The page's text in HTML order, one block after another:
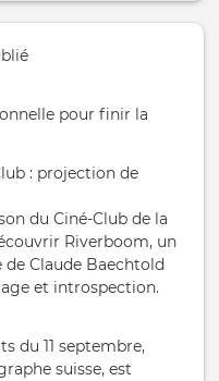
pour finir la
: projection de
du Ciné‑Club de la
Riverboom, un
Claude Baechtold
et introspection.
du 11 septembre,
suisse, est